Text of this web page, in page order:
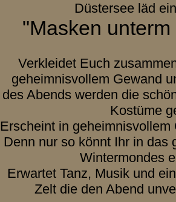
Düstersee läd
"Masken
Verkleidet Euch
geheimnisvollem Gewand
des Abends werden die
Kostüme
Erscheint in
Denn nur so könnt Ihr in das
Wintermondes
Erwartet Tanz, Musik und
Zelt die den Abend